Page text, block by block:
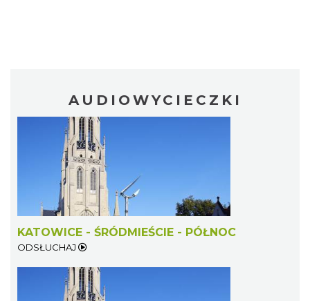
AUDIOWYCIECZKI
KATOWICE - ŚRÓDMIEŚCIE - PÓŁNOC
ODSŁUCHAJ